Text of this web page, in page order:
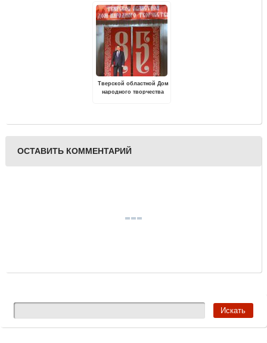
Тверской областной Дом
народного творчества
ОСТАВИТЬ КОММЕНТАРИЙ